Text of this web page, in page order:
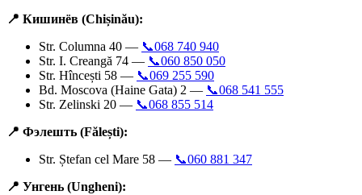
📍 Кишинёв (Chișinău):
Str. Columna 40 — 📞068 740 940
Str. I. Creangă 74 — 📞060 850 050
Str. Hîncești 58 — 📞069 255 590
Bd. Moscova (Haine Gata) 2 — 📞068 541 555
Str. Zelinski 20 — 📞068 855 514
📍 Фэлешть (Fălești):
Str. Ștefan cel Mare 58 — 📞060 881 347
📍 Унгень (Ungheni):